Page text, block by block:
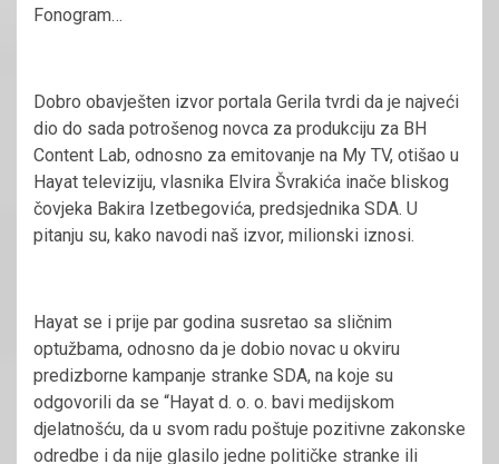
Fonogram…
Dobro obavješten izvor portala Gerila tvrdi da je najveći
dio do sada potrošenog novca za produkciju za BH
Content Lab, odnosno za emitovanje na My TV, otišao u
Hayat televiziju, vlasnika Elvira Švrakića inače bliskog
čovjeka Bakira Izetbegovića, predsjednika SDA. U
pitanju su, kako navodi naš izvor, milionski iznosi.
Hayat se i prije par godina susretao sa sličnim
optužbama, odnosno da je dobio novac u okviru
predizborne kampanje stranke SDA, na koje su
odgovorili da se “Hayat d. o. o. bavi medijskom
djelatnošću, da u svom radu poštuje pozitivne zakonske
odredbe i da nije glasilo jedne političke stranke ili